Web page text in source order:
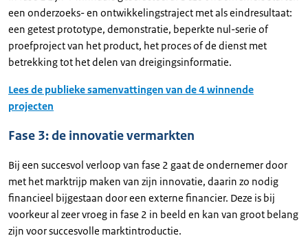
een onderzoeks- en ontwikkelingstraject met als eindresultaat:
een getest prototype, demonstratie, beperkte nul-serie of
proefproject van het product, het proces of de dienst met
betrekking tot het delen van dreigingsinformatie.
Lees de publieke samenvattingen van de 4 winnende
projecten
Fase 3: de innovatie vermarkten
Bij een succesvol verloop van fase 2 gaat de ondernemer door
met het marktrijp maken van zijn innovatie, daarin zo nodig
financieel bijgestaan door een externe financier. Deze is bij
voorkeur al zeer vroeg in fase 2 in beeld en kan van groot belang
zijn voor succesvolle marktintroductie.